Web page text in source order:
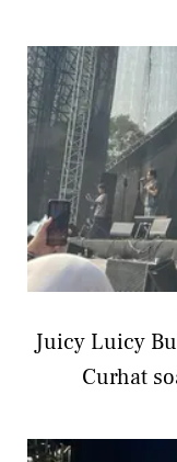
Juicy Luicy
Curhat